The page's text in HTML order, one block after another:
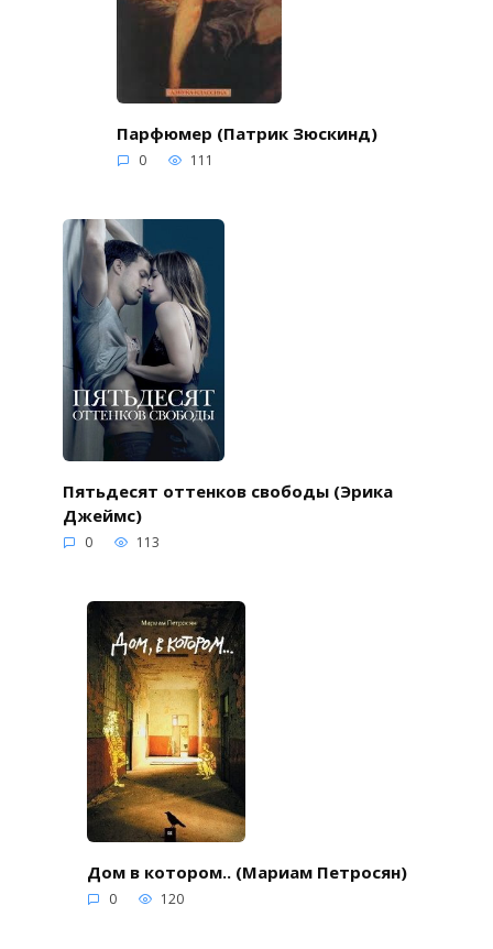
Парфюмер (Патрик Зюскинд)
0 111
Пятьдесят оттенков свободы (Эрика
Джеймс)
0 113
Дом в котором.. (Мариам Петросян)
0 120